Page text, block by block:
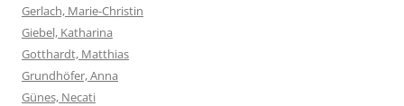
Gerlach, Marie-Christin
Giebel, Katharina
Gotthardt, Matthias
Grundhöfer, Anna
Günes, Necati